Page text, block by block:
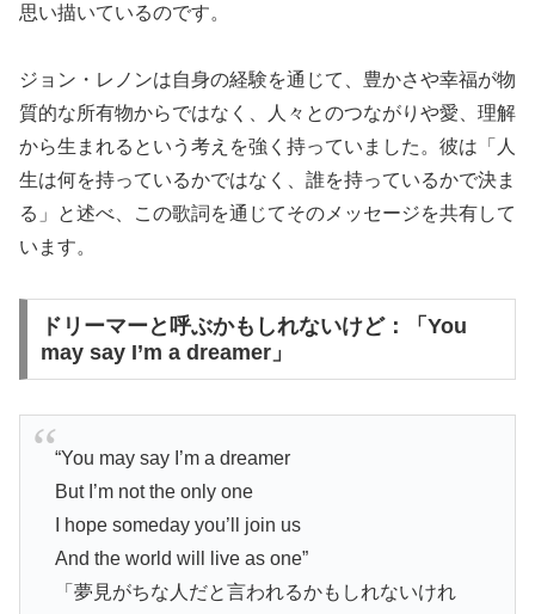
思い描いているのです。
ジョン・レノンは自身の経験を通じて、豊かさや幸福が物
質的な所有物からではなく、人々とのつながりや愛、理解
から生まれるという考えを強く持っていました。彼は「人
生は何を持っているかではなく、誰を持っているかで決ま
る」と述べ、この歌詞を通じてそのメッセージを共有して
います。
ドリーマーと呼ぶかもしれないけど：「You
may say I’m a dreamer」
“You may say I’m a dreamer
But I’m not the only one
I hope someday you’ll join us
And the world will live as one”
「夢見がちな人だと言われるかもしれないけれ